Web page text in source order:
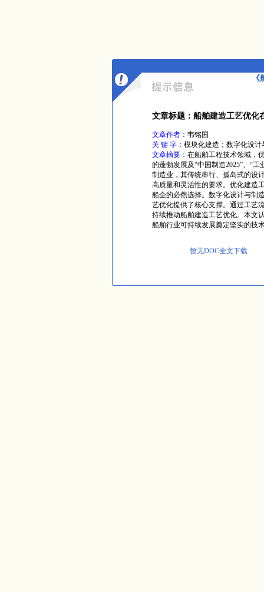
文章标题：船舶建造工艺优化
文章作者： 韦铭国
关 键 字： 模块化建造；数字化设
文章摘要： 在船舶工程技术领域，
的蓬勃发展及“中国制造2025”、“
制造业，其传统串行、孤岛式的设
高质量和灵活性的要求。优化建造
船企的必然选择。数字化设计与制
艺优化提供了核心支撑。通过工艺
持续推动船舶建造工艺优化。本文
船舶行业可持续发展奠定坚实的技
暂无DOC全文下载